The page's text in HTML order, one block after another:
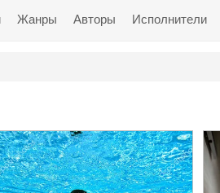
Жанры Авторы Исполнители